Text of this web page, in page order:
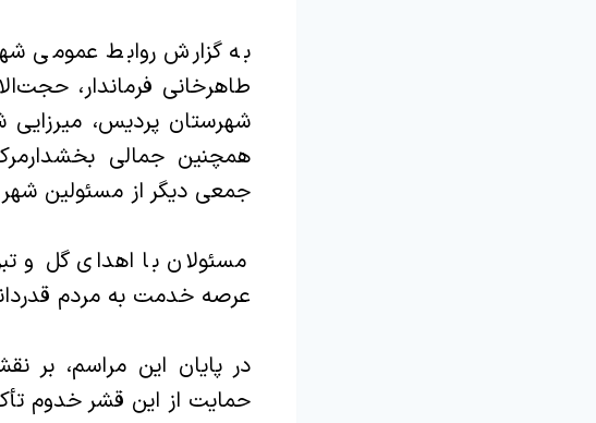
به گزارش روابط عمومی
طاهرخانی فرماندار،
شهرستان پردیس،
همچنین جمالی
جمعی دیگر از مسئولین
مسئولان با اهدای گل و
عرصه خدمت به مردم
در پایان این مراسم، بر
حمایت از این قشر خدوم